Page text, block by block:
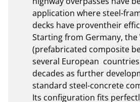
application where steel-
decks have proventheir
Starting from Germany, the
(prefabricated composite
several European
decades as further
standard steel-concrete
Its configuration fits